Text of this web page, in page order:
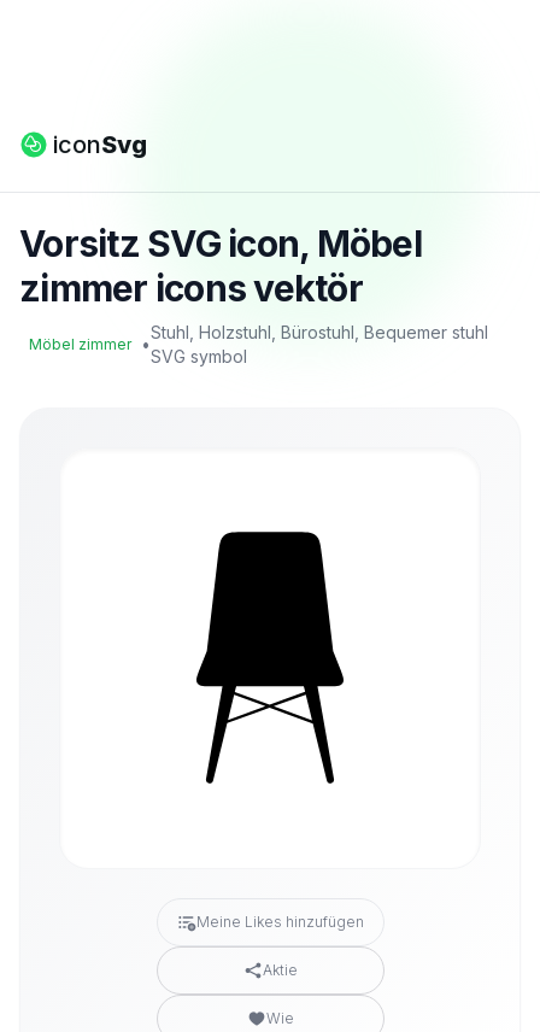
iconSvg
Vorsitz SVG icon, Möbel
zimmer icons vektör
Möbel zimmer •
Stuhl, Holzstuhl, Bürostuhl, Bequemer stuhl
SVG symbol
Meine Likes hinzufügen
Aktie
Wie